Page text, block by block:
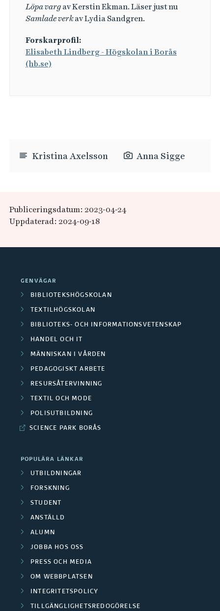
Löpa vargav Kerstin Ekman. Läser just nu
Samlade verkav Lydia Sandgren.
Forskarprofil:
Elisabeth Lindberg - Högskolan i Borås
(hb.se)
Kristina Axelsson Anna Sigge
Publiceringsdatum: 2023-04-24
Uppdaterad: 2024-09-18
GENVÄGAR
BIBLIOTEKSHÖGSKOLAN
TEXTILHÖGSKOLAN
BIBLIOTEKS- OCH INFORMATIONSVETENSKAP
HANDEL OCH IT
MÄNNISKAN I VÅRDEN
PEDAGOGISKT ARBETE
RESURSÅTERVINNING
TEXTIL OCH MODE
POLISUTBILDNING
SCIENCE PARK BORÅS
POPULÄRA LÄNKAR
UTBILDNINGAR
FORSKNING
STUDENT
ANSTÄLLD
ALUMN
JOBBA HOS OSS
PRESS OCH MEDIA
OM WEBBPLATSEN
INTEGRITETSPOLICY
TILLGÄNGLIGHETSREDOGÖRELSE